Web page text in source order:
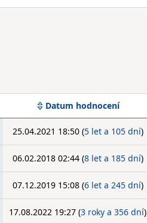
Datum hodnocení
25.04.2021 18:50 (5 let a 105 dní)
06.02.2018 02:44 (8 let a 185 dní)
07.12.2019 15:08 (6 let a 245 dní)
17.08.2022 19:27 (3 roky a 356 dní)